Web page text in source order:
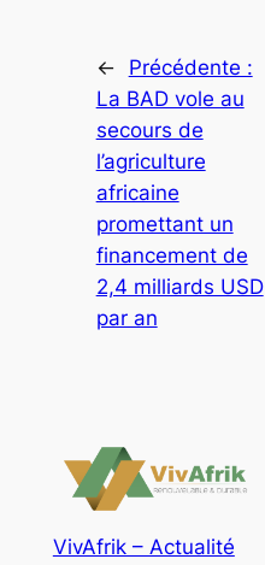
←
Précédente :
La BAD vole au
secours de
l’agriculture
africaine
promettant un
financement de
2,4 milliards USD
par an
VivAfrik – Actualité